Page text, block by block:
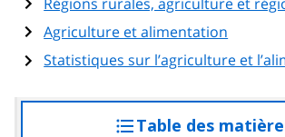
Agriculture et alimentation
Statistiques sur l’agriculture et
Table des